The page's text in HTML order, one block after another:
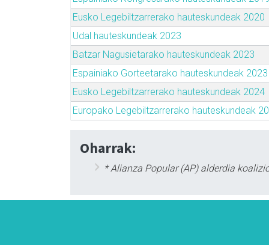
Eusko Legebiltzarrerako hauteskundeak 2020
Udal hauteskundeak 2023
Batzar Nagusietarako hauteskundeak 2023
Espainiako Gorteetarako hauteskundeak 2023
Eusko Legebiltzarrerako hauteskundeak 2024
Europako Legebiltzarrerako hauteskundeak
Oharrak:
* Alianza Popular (AP) alderdia